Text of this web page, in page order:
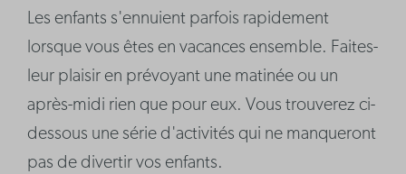
Les enfants s'ennuient parfois rapidement
lorsque vous êtes en vacances ensemble. Faites-
leur plaisir en prévoyant une matinée ou un
après-midi rien que pour eux. Vous trouverez ci-
dessous une série d'activités qui ne manqueront
pas de divertir vos enfants.